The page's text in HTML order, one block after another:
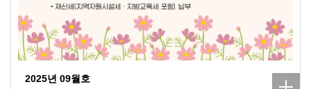
2025년 09월호